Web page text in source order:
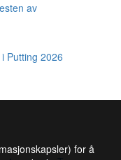
av
Putting 2026
for å